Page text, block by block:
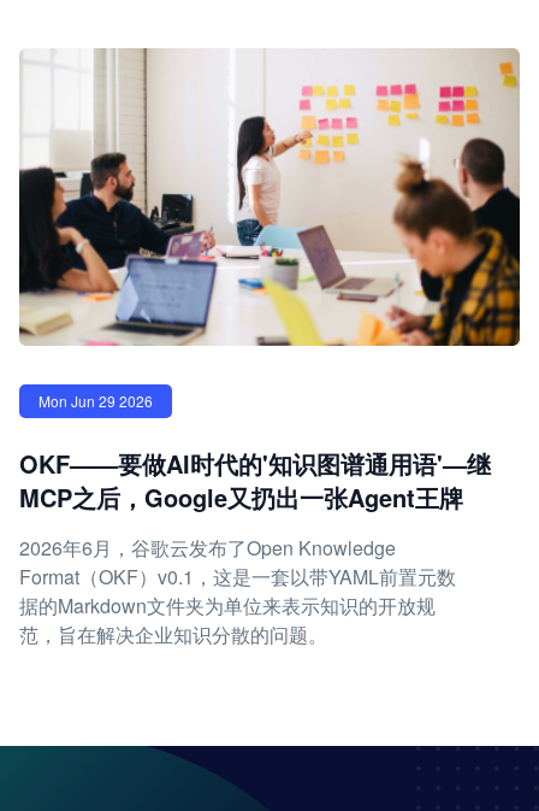
Mon Jun 29 2026
OKF——要做AI时代的'知识图谱通用语'—继
MCP之后，Google又扔出一张Agent王牌
2026年6月，谷歌云发布了Open Knowledge
Format（OKF）v0.1，这是一套以带YAML前置元数
据的Markdown文件夹为单位来表示知识的开放规
范，旨在解决企业知识分散的问题。